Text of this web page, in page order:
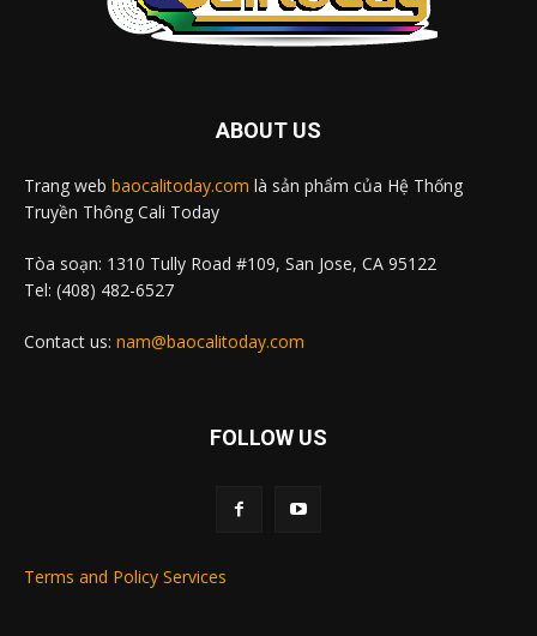
ABOUT US
Trang web baocalitoday.com là sản phẩm của Hệ Thống
Truyền Thông Cali Today
Tòa soạn: 1310 Tully Road #109, San Jose, CA 95122
Tel: (408) 482-6527
Contact us: nam@baocalitoday.com
FOLLOW US
Terms and Policy Services